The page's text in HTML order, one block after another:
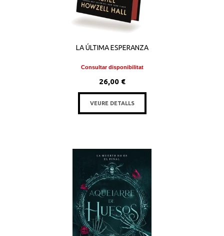
LA ÚLTIMA ESPERANZA
Consultar disponibilitat
26,00 €
VEURE DETALLS